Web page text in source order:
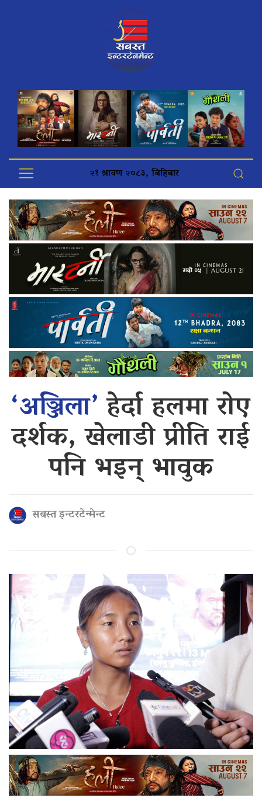
२१ श्रावण २०८३, बिहिबार
‘अञ्जिला’हेर्दा हलमा रोए
दर्शक, खेलाडी प्रीति राई
पनि भइन् भावुक
सबस्त इन्टरटेन्मेन्ट